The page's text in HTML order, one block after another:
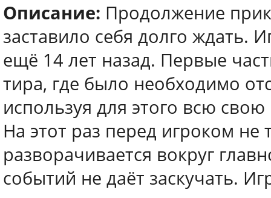
Описание: Продолжение
заставило себя долго ждать.
ещё 14 лет назад. Первые
тира, где было необходимо
используя для этого всю
На этот раз перед игроком
разворачивается вокруг
событий не даёт заскучать.